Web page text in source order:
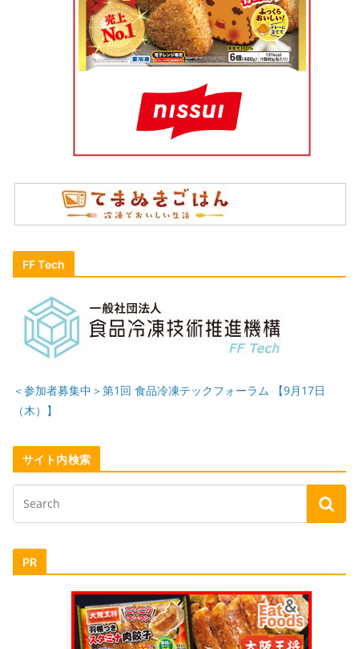
FF Tech
＜参加者募集中＞第1回 食品冷凍テックフォーラム 【9月17日
（木）】
サイト内検索
PR